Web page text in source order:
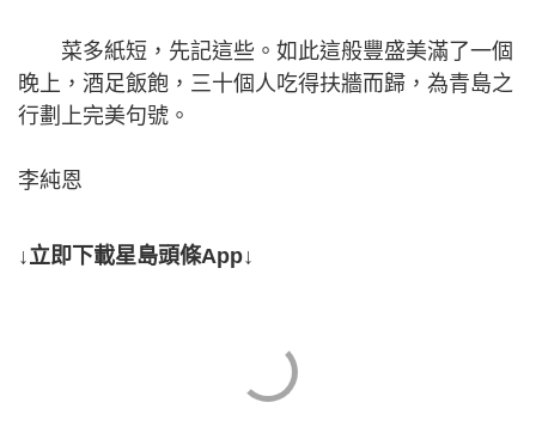
菜多紙短，先記這些。如此這般豐盛美滿了一個
晚上，酒足飯飽，三十個人吃得扶牆而歸，為青島之
行劃上完美句號。
李純恩
↓立即下載星島頭條App↓